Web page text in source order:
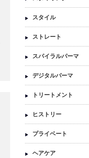
スタイル
ストレート
スパイラルパーマ
デジタルパーマ
トリートメント
ヒストリー
プライベート
ヘアケア